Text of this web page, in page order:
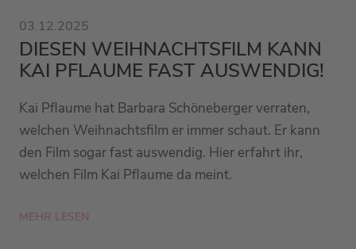
03.12.2025
DIESEN WEIHNACHTSFILM KANN
KAI PFLAUME FAST AUSWENDIG!
Kai Pflaume hat Barbara Schöneberger verraten,
welchen Weihnachtsfilm er immer schaut. Er kann
den Film sogar fast auswendig. Hier erfahrt ihr,
welchen Film Kai Pflaume da meint.
MEHR LESEN